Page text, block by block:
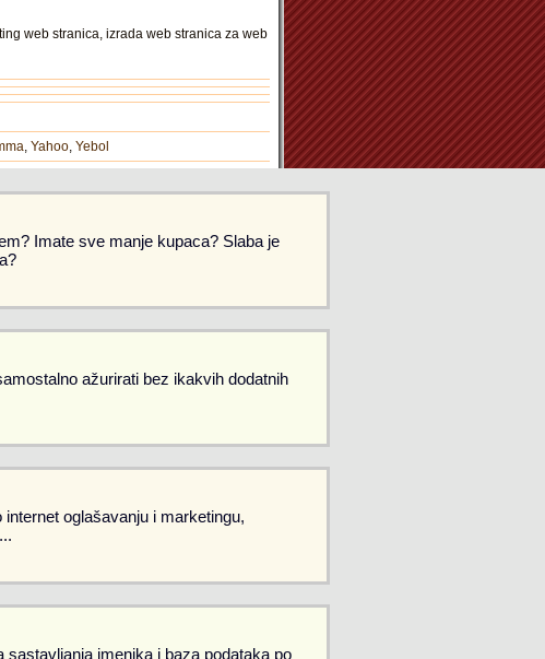
web stranica, izrada web stranica za web
, Yahoo, Yebol
Imate sve manje kupaca? Slaba je
ažurirati bez ikakvih dodatnih
oglašavanju i marketingu,
imenika i baza podataka po